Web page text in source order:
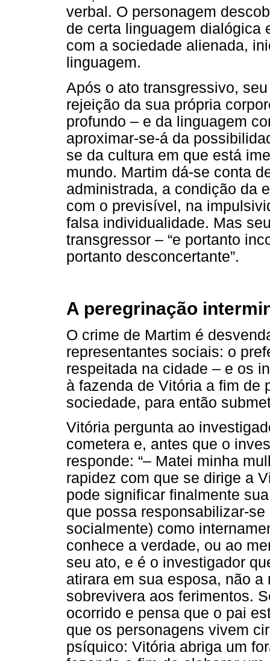
verbal. O personagem
de certa linguagem dialógica
com a sociedade alienada,
linguagem.
Após o ato transgressivo,
rejeição da sua própria
profundo – e da linguagem
aproximar-se-á da
se da cultura em que está
mundo. Martim dá-se conta
administrada, a condição da
com o previsível, na
falsa individualidade. Mas
transgressor – “e portanto
portanto desconcertante”.
A peregrinação
O crime de Martim é
representantes sociais: o
respeitada na cidade – e os
à fazenda de Vitória a fim de
sociedade, para então
Vitória pergunta ao
cometera e, antes que o
responde: “– Matei minha
rapidez com que se dirige a
pode significar finalmente
que possa responsabilizar-
socialmente) como
conhece a verdade, ou ao
seu ato, e é o investigador
atirara em sua esposa, não
sobrevivera aos ferimentos.
ocorrido e pensa que o pai
que os personagens vivem
psíquico: Vitória abriga um